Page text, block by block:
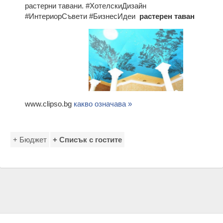
растерни тавани. #ХотелскиДизайн
#ИнтериорСъвети #БизнесИдеи растерен таван
www.clipso.bg какво означава »
+ Бюджет + Списък с гостите